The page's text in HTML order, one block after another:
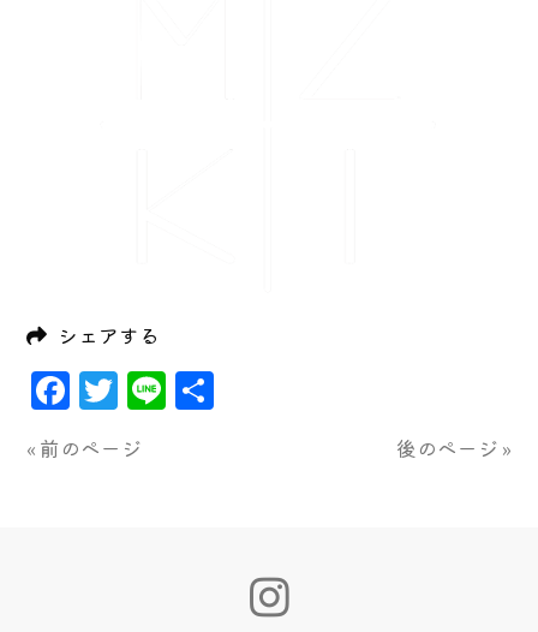
シェアする
Facebook
Twitter
Line
« 前のページ 後のページ »